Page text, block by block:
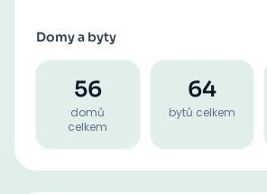
Domy a byty
56
domů
celkem
64
bytů celkem